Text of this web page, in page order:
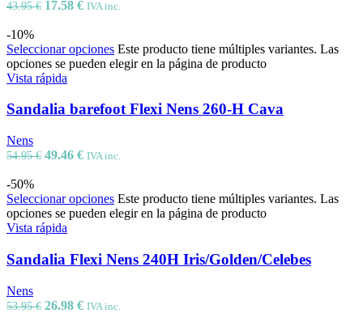
43.95€ 17.58 € IVA inc.
-10%
Seleccionar opciones Este producto tiene múltiples variantes. Las
opciones se pueden elegir en la página de producto
Vista rápida
Sandalia barefoot Flexi Nens 260-H Cava
Nens
54.95€ 49.46 € IVA inc.
-50%
Seleccionar opciones Este producto tiene múltiples variantes. Las
opciones se pueden elegir en la página de producto
Vista rápida
Sandalia Flexi Nens 240H Iris/Golden/Celebes
Nens
53.95€ 26.98 € IVA inc.